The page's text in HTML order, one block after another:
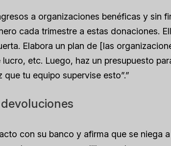
a organizaciones benéficas y sin
cada trimestre a estas donaciones.
Elabora un plan de [las
etc. Luego, haz un presupuesto
tu equipo supervise esto”.”
con su banco y afirma que se niega